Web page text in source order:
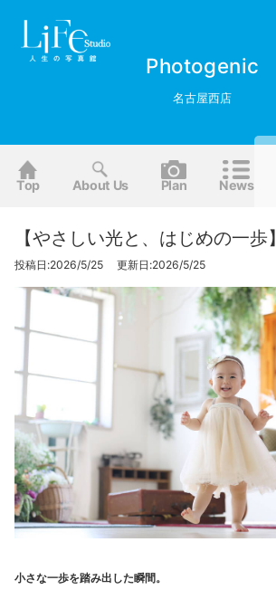
Photogenic
名古屋西店
Top About Us Plan News
【やさしい光と、はじめの一歩】
投稿日:2026/5/25 更新日:2026/5/25
小さな一歩を踏み出した瞬間。